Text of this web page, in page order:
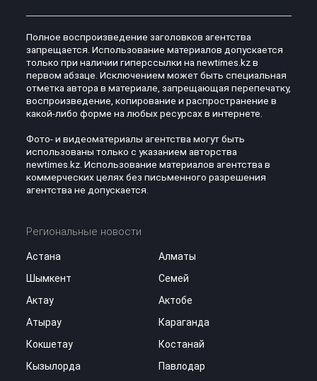
Полное воспроизведение заголовков агентства
запрещается. Использование материалов допускается
только при наличии гиперссылки на newtimes.kz в
первом абзаце. Исключением может быть специальная
отметка автора в материале, запрещающая перепечатку,
воспроизведение, копирование и распространение в
какой-либо форме на любых ресурсах в интернете.
Фото- и видеоматериалы агентства могут быть
использованы только с указанием авторства
newtimes.kz. Использование материалов агентства в
коммерческих целях без письменного разрешения
агентства не допускается.
Региональные новости
Астана
Алматы
Шымкент
Семей
Актау
Актобе
Атырау
Караганда
Кокшетау
Костанай
Кызылорда
Павлодар